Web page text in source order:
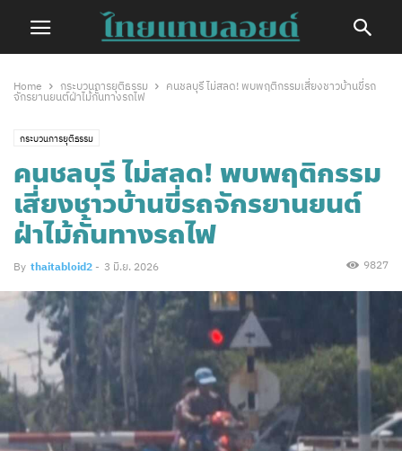
Home กระบวนการยุติธรรม
คนชลบุรี ไม่สลด! พบพฤติกรรมเสี่ยงชาวบ้านขี่รถ
จักรยานยนต์ฝ่าไม้กั้นทางรถไฟ
กระบวนการยุติธรรม
คนชลบุรี ไม่สลด! พบพฤติกรรม
เสี่ยงชาวบ้านขี่รถจักรยานยนต์
ฝ่าไม้กั้นทางรถไฟ
By thaitabloid2 - 3 มิ.ย. 2026 9827